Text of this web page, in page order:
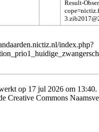
index.php?
op 17 jul 2026 om 13:40.
Creative Commons